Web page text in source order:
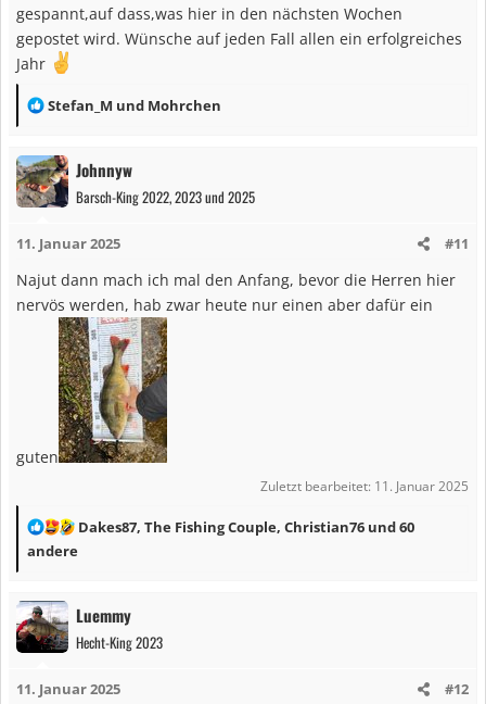
gespannt,auf dass,was hier in den nächsten Wochen
gepostet wird. Wünsche auf jeden Fall allen ein erfolgreiches
Jahr
R
a
k
t
o
n
e
Stefan_M und Mohrchen
Johnnyw
Barsch-King 2022, 2023 und 2025
11. Januar 2025 #11
Najut dann mach ich mal den Anfang, bevor die Herren hier
nervös werden, hab zwar heute nur einen aber dafür ein
guten
Zuletzt bearbeitet: 11. Januar 2025
R
e
t
i
n
Dakes87, The Fishing Couple, Christian76 und 60
andere
Luemmy
Hecht-King 2023
11. Januar 2025 #12